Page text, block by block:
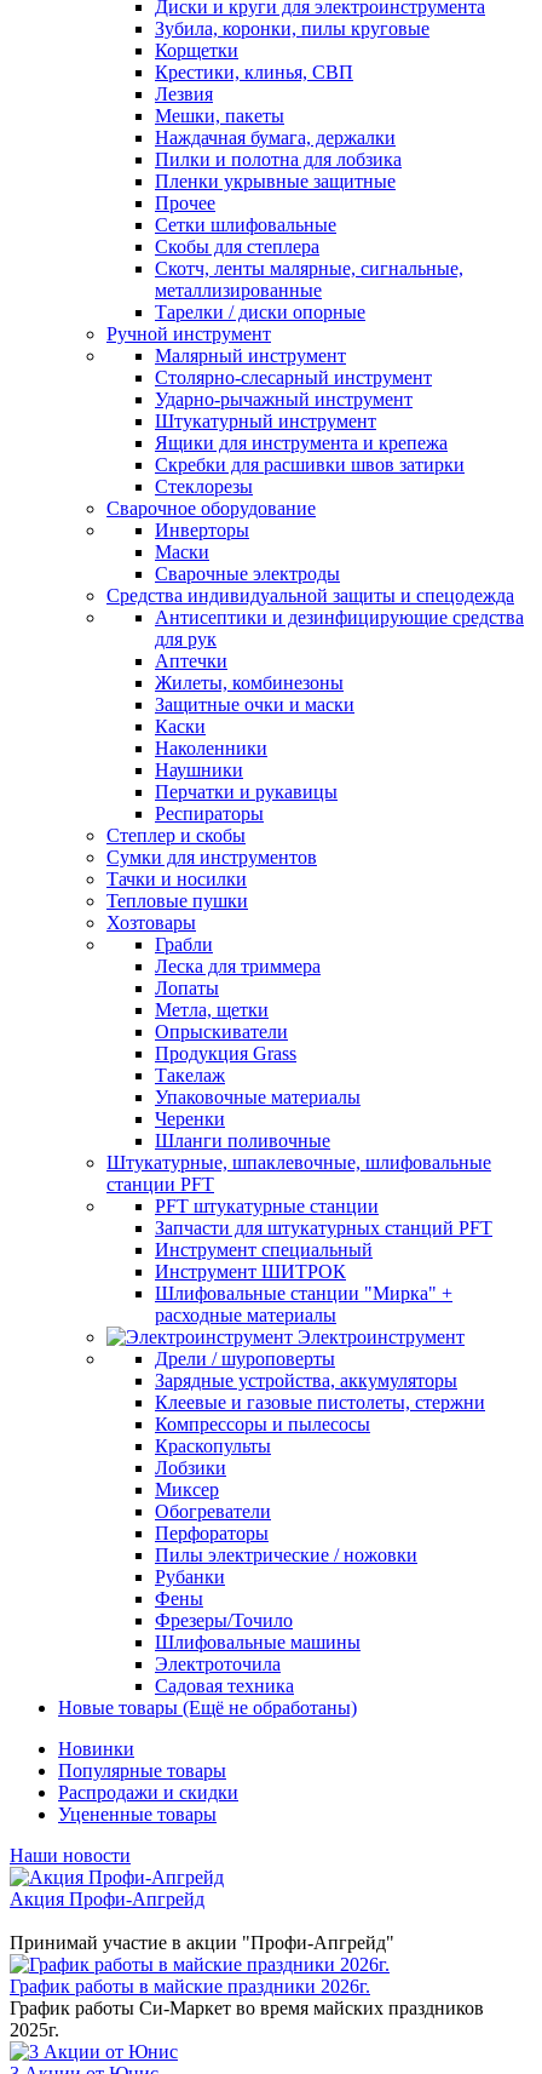
Диски и круги для электроинструмента
Зубила, коронки, пилы круговые
Корщетки
Крестики, клинья, СВП
Лезвия
Мешки, пакеты
Наждачная бумага, держалки
Пилки и полотна для лобзика
Пленки укрывные защитные
Прочее
Сетки шлифовальные
Скобы для степлера
Скотч, ленты малярные, сигнальные,
металлизированные
Тарелки / диски опорные
Ручной инструмент
Малярный инструмент
Столярно-слесарный инструмент
Ударно-рычажный инструмент
Штукатурный инструмент
Ящики для инструмента и крепежа
Скребки для расшивки швов затирки
Стеклорезы
Сварочное оборудование
Инверторы
Маски
Сварочные электроды
Средства индивидуальной защиты и спецодежда
Антисептики и дезинфицирующие средства
для рук
Аптечки
Жилеты, комбинезоны
Защитные очки и маски
Каски
Наколенники
Наушники
Перчатки и рукавицы
Респираторы
Степлер и скобы
Сумки для инструментов
Тачки и носилки
Тепловые пушки
Хозтовары
Грабли
Леска для триммера
Лопаты
Метла, щетки
Опрыскиватели
Продукция Grass
Такелаж
Упаковочные материалы
Черенки
Шланги поливочные
Штукатурные, шпаклевочные, шлифовальные
станции PFT
PFT штукатурные станции
Запчасти для штукатурных станций PFT
Инструмент специальный
Инструмент ШИТРОК
Шлифовальные станции "Мирка" +
расходные материалы
Электроинструмент
Дрели / шуроповерты
Зарядные устройства, аккумуляторы
Клеевые и газовые пистолеты, стержни
Компрессоры и пылесосы
Краскопульты
Лобзики
Миксер
Обогреватели
Перфораторы
Пилы электрические / ножовки
Рубанки
Фены
Фрезеры/Точило
Шлифовальные машины
Электроточила
Садовая техника
Новые товары (Ещё не обработаны)
Новинки
Популярные товары
Распродажи и скидки
Уцененные товары
Наши новости
Акция Профи-Апгрейд
Принимай участие в акции "Профи-Апгрейд"
График работы в майские праздники 2026г.
График работы Си-Маркет во время майских праздников
2025г.